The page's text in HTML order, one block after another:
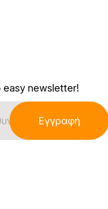
easy newsletter!
Εγγραφή